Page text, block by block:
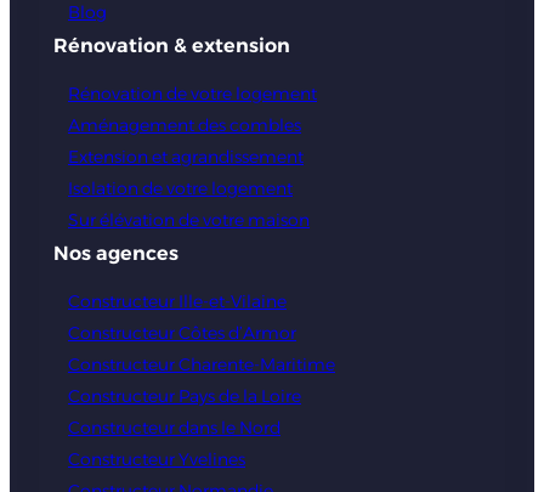
Blog
Rénovation & extension
Rénovation de votre logement
Aménagement des combles
Extension et agrandissement
Isolation de votre logement
Sur élévation de votre maison
Nos agences
Constructeur Ille-et-Vilaine
Constructeur Côtes d’Armor
Constructeur Charente-Maritime
Constructeur Pays de la Loire
Constructeur dans le Nord
Constructeur Yvelines